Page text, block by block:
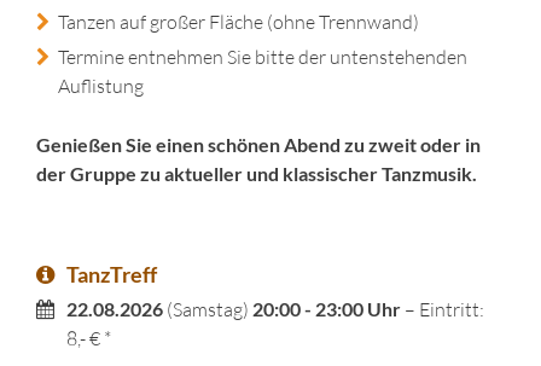
Tanzen auf großer Fläche (ohne Trennwand)
Termine entnehmen Sie bitte der untenstehenden
Auflistung
Genießen Sie einen schönen Abend zu zweit oder in
der Gruppe zu aktueller und klassischer Tanzmusik.
TanzTreff
22.08.2026 (Samstag) 20:00 - 23:00 Uhr – Eintritt:
8,- € *